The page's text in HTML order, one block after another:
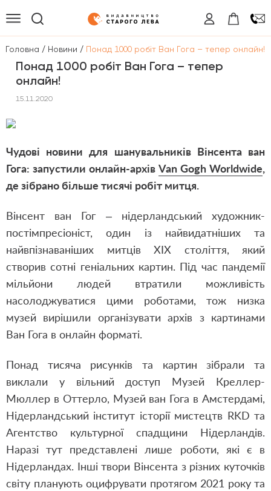
Головна / Новини / Понад 1000 робіт Ван Гога – тепер онлайн!
Понад 1000 робіт Ван Гога – тепер
онлайн!
15.11.2020
Чудові новини для шанувальників Вінсента ван
Гога: запустили онлайн-архів Van Gogh Worldwide,
де зібрано більше тисячі робіт митця.
Вінсент ван Гог – нідерландський художник-
постімпресіоніст, один із найвидатніших та
найвпізнаваніших митців ХIХ століття, який
створив сотні геніальних картин. Під час пандемії
мільйони людей втратили можливість
насолоджуватися цими роботами, тож низка
музей вирішили організувати архів з картинами
Ван Гога в онлайн форматі.
Понад тисяча рисунків та картин зібрали та
виклали у вільний доступ Музей Креллер-
Мюллер в Оттерло, Музей ван Гога в Амстердамі,
Нідерландський інститут історії мистецтв RKD та
Агентство культурної спадщини Нідерландів.
Наразі тут представлені лише роботи, які є в
Нідерландах. Інші твори Вінсента з різних куточків
світу планують оцифрувати протягом 2021 року та